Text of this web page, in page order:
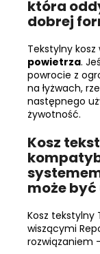
która
dobrej
Tekstylny
powietrza.
powrocie z
na łyżwach,
następnego
żywotność.
Kosz
może
Kosz tekstylny
wiszącymi
rozwiązaniem